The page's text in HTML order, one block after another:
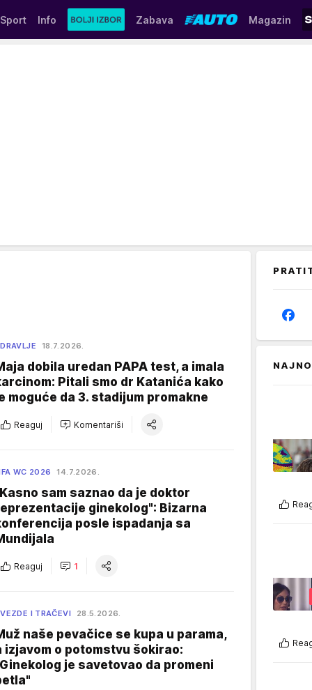
Sport Info Zabava Magazin
18.7.2026.
dobila uredan PAPA test, a imala
Pitali smo dr Katanića kako
moguće da 3. stadijum promakne
Reaguj Komentariši
WC 2026 14.7.2026.
sam saznao da je doktor
ginekolog": Bizarna
posle ispadanja sa
Reaguj 1
I TRAČEVI 28.5.2026.
naše pevačice se kupa u parama,
izjavom o potomstvu šokirao:
je savetovao da promeni